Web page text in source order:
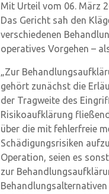
Mit Urteil vom 06. März
Das Gericht sah den
verschiedenen
operatives Vorgehen –
„Zur
gehört zunächst die
der Tragweite des
Risikoaufklärung
über die mit fehlerfreie
Schädigungsrisiken
Operation, seien es
zur